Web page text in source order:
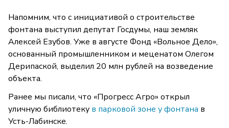
Напомним, что с инициативой о строительстве
фонтана выступил депутат Госдумы, наш земляк
Алексей Езубов. Уже в августе Фонд «Вольное Дело»,
основанный промышленником и меценатом Олегом
Дерипаской, выделил 20 млн рублей на возведение
объекта.
Ранее мы писали, что «Прогресс Агро» открыл
уличную библиотеку в парковой зоне у фонтана в
Усть-Лабинске.